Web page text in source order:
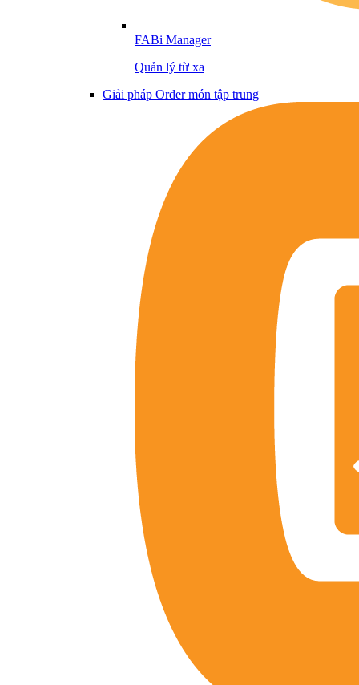
FABi Manager
Quản lý từ xa
Giải pháp Order món tập trung